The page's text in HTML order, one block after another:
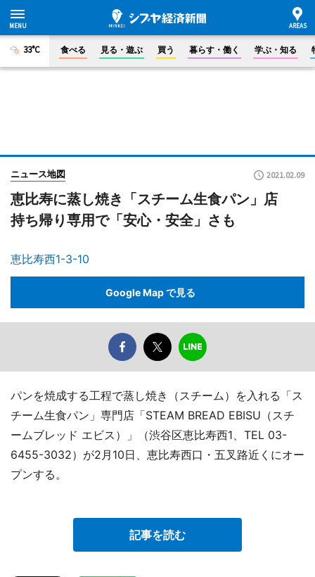
33°C 食べる 見る・遊ぶ 買う 暮らす・働く 学ぶ・知る
ニュース地図 2021.02.09
恵比寿に蒸し焼き「スチーム生食パン」店
持ち帰り専用で「安心・安全」さも
恵比寿西1-3-10
Google Map で見る
パンを焼成する工程で蒸し焼き（スチーム）を入れる「ス
チーム生食パン」専門店「STEAM BREAD EBISU（スチ
ームブレッド エビス）」（渋谷区恵比寿西1、TEL 03-
6455-3032）が2月10日、恵比寿西口・五叉路近くにオー
プンする。
記事を読む